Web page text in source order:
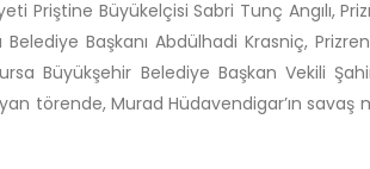
Priştine Büyükelçisi Sabri Tunç Angılı,
Başkanı Abdülhadi Krasniç,
Büyükşehir Belediye Başkan Vekili
törende, Murad Hüdavendigar’ın savaş